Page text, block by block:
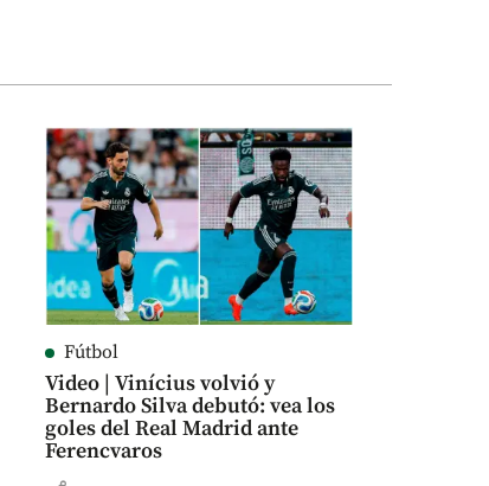
Fútbol
Video | Vinícius volvió y
Bernardo Silva debutó: vea los
goles del Real Madrid ante
Ferencvaros